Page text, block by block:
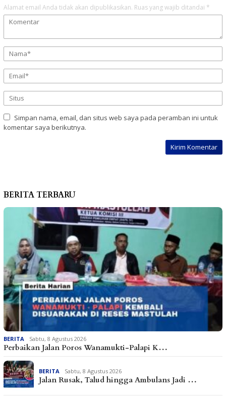
Alamat email Anda tidak akan dipublikasikan. Ruas yang wajib ditandai *
Simpan nama, email, dan situs web saya pada peramban ini untuk
komentar saya berikutnya.
BERITA TERBARU
BERITA Sabtu, 8 Agustus 2026
Perbaikan Jalan Poros Wanamukti-Palapi K…
BERITA Sabtu, 8 Agustus 2026
Jalan Rusak, Talud hingga Ambulans Jadi …